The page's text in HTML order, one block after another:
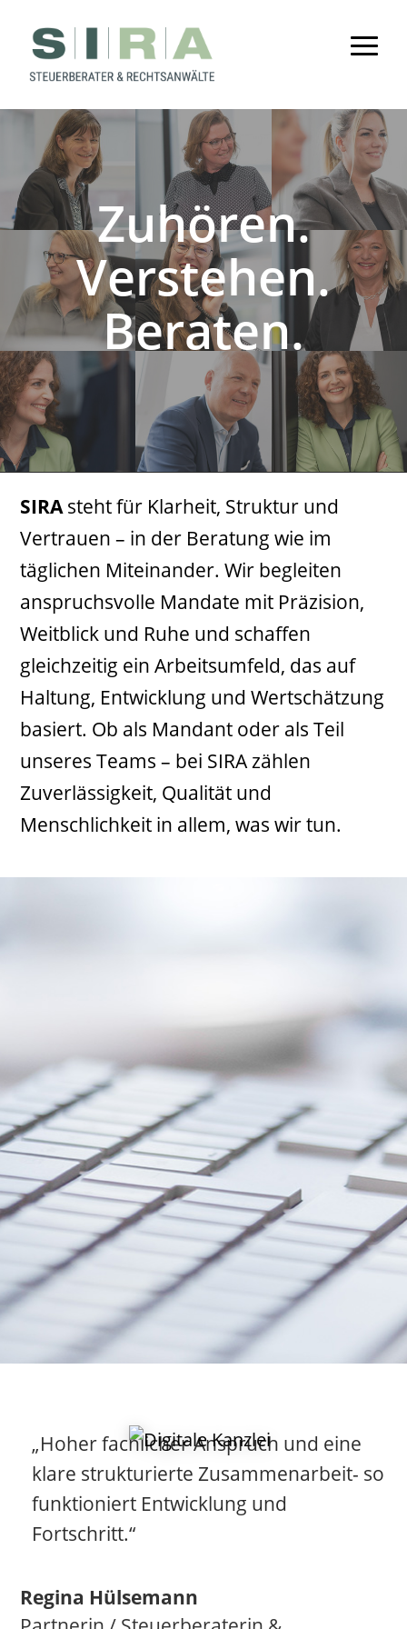
Zuhören.
Verstehen.
Beraten.
SIRAsteht für Klarheit, Struktur und
Vertrauen – in der Beratung wie im
täglichen Miteinander. Wir begleiten
anspruchsvolle Mandate mit Präzision,
Weitblick und Ruhe und schaffen
gleichzeitig ein Arbeitsumfeld, das auf
Haltung, Entwicklung und Wertschätzung
basiert. Ob als Mandant oder als Teil
unseres Teams – bei SIRA zählen
Zuverlässigkeit, Qualität und
Menschlichkeit in allem, was wir tun.
„Hoher fachlicher Anspruch und eine
klare strukturierte Zusammenarbeit- so
funktioniert Entwicklung und
Fortschritt.“
Regina Hülsemann